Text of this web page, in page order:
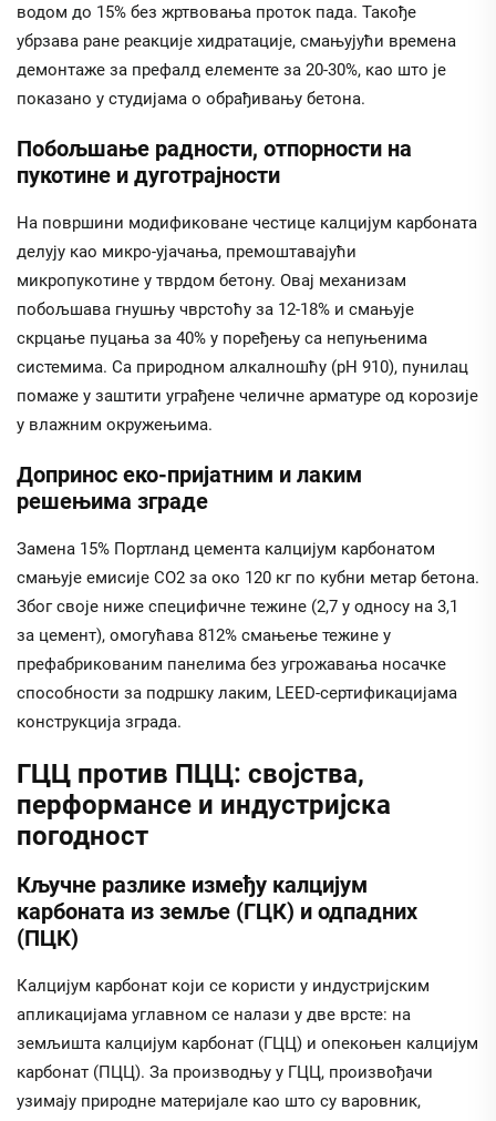
водом до 15% без жртвовања проток пада. Такође
убрзава ране реакције хидратације, смањујући времена
демонтаже за префалд елементе за 20-30%, као што је
показано у студијама о обрађивању бетона.
Побољшање радности, отпорности на
пукотине и дуготрајности
На површини модификоване честице калцијум карбоната
делују као микро-ујачања, премоштавајући
микропукотине у тврдом бетону. Овај механизам
побољшава гнушњу чврстоћу за 12-18% и смањује
скрцање пуцања за 40% у поређењу са непуњенима
системима. Са природном алкалношћу (pH 910), пунилац
помаже у заштити уграђене челичне арматуре од корозије
у влажним окружењима.
Допринос еко-пријатним и лаким
решењима зграде
Замена 15% Портланд цемента калцијум карбонатом
смањује емисије СО2 за око 120 кг по кубни метар бетона.
Због своје ниже специфичне тежине (2,7 у односу на 3,1
за цемент), омогућава 812% смањење тежине у
префабрикованим панелима без угрожавања носачке
способности за подршку лаким, LEED-сертификацијама
конструкција зграда.
ГЦЦ против ПЦЦ: својства,
перформансе и индустријска
погодност
Кључне разлике између калцијум
карбоната из земље (ГЦК) и одпадних
(ПЦК)
Калцијум карбонат који се користи у индустријским
апликацијама углавном се налази у две врсте: на
земљишта калцијум карбонат (ГЦЦ) и опекоњен калцијум
карбонат (ПЦЦ). За производњу у ГЦЦ, произвођачи
узимају природне материјале као што су варовник,